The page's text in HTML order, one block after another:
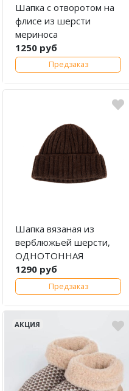
Шапка с отворотом на
флисе из шерсти
мериноса
1250 руб
Предзаказ
Шапка вязаная из
верблюжьей шерсти,
ОДНОТОННАЯ
1290 руб
Предзаказ
АКЦИЯ